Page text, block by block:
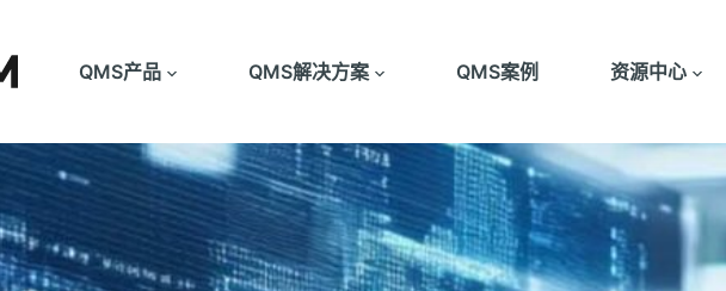
QMS产品 QMS解决方案 QMS案例 资源中心